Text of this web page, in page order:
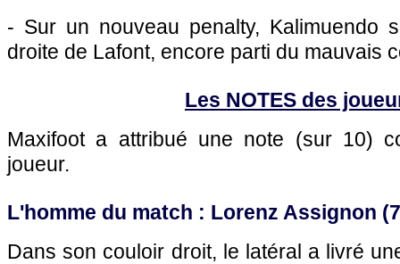
- Sur un nouveau penalty, Kalimuendo
droite de Lafont, encore parti du mauvais
Les NOTES des
Maxifoot a attribué une note (sur 10)
joueur.
L'homme du match : Lorenz Assignon
Dans son couloir droit, le latéral a livré